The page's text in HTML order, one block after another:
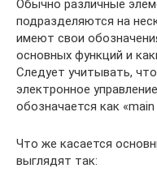
Обычно различные
подразделяются на
имеют свои
основных функций и
Следует учитывать,
электронное
обозначается как «main
Что же касается
выглядят так: